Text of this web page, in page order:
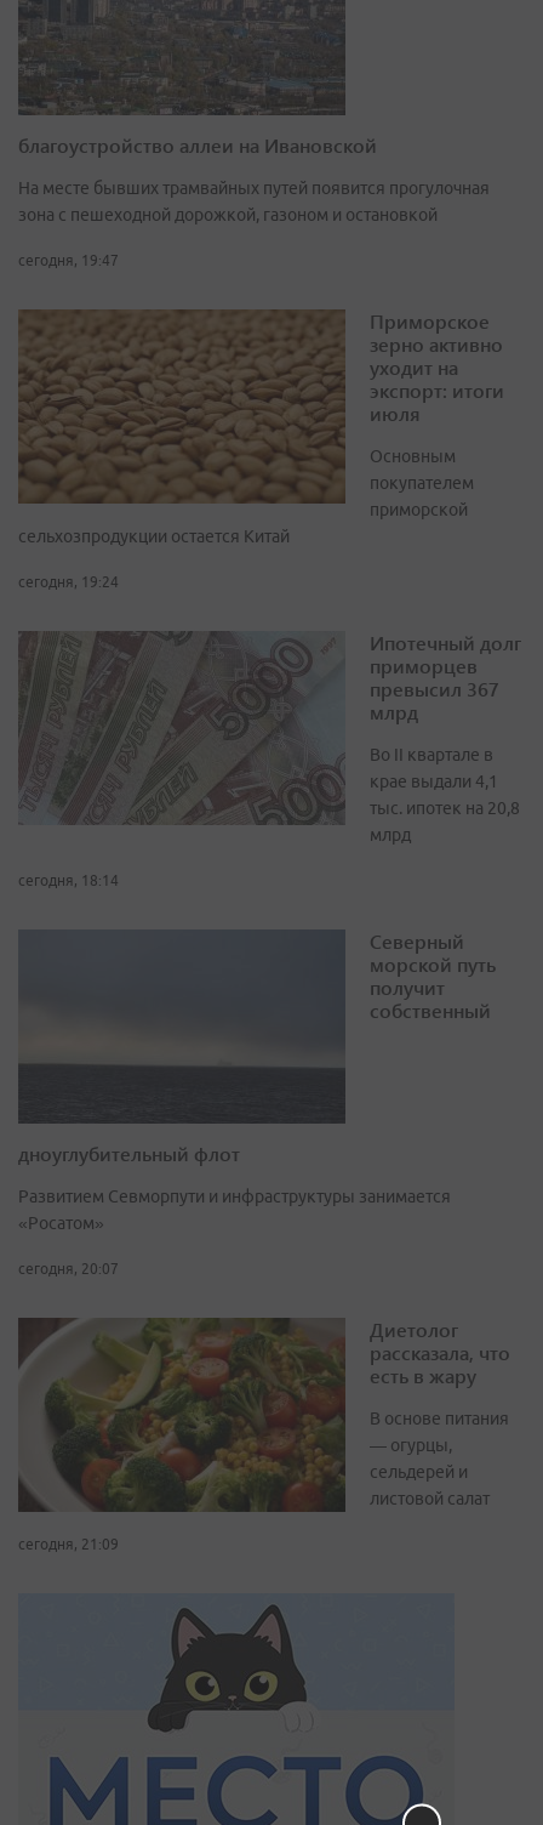
благоустройство аллеи на Ивановской
На месте бывших трамвайных путей появится прогулочная
зона с пешеходной дорожкой, газоном и остановкой
сегодня, 19:47
Приморское
зерно активно
уходит на
экспорт: итоги
июля
Основным
покупателем
приморской
сельхозпродукции остается Китай
сегодня, 19:24
Ипотечный долг
приморцев
превысил 367
млрд
Во II квартале в
крае выдали 4,1
тыс. ипотек на 20,8
млрд
сегодня, 18:14
Северный
морской путь
получит
собственный
дноуглубительный флот
Развитием Севморпути и инфраструктуры занимается
«Росатом»
сегодня, 20:07
Диетолог
рассказала, что
есть в жару
В основе питания
— огурцы,
сельдерей и
листовой салат
сегодня, 21:09